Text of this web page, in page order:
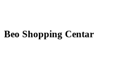
Beo Shopping Centar